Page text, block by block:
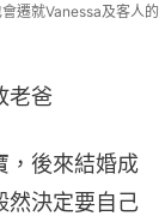
遷就Vanessa及客人的
老爸
，後來結婚成
然決定要自己